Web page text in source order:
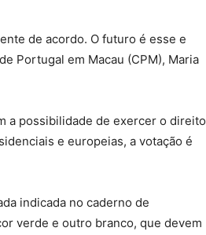
de acordo. O futuro é esse e
Portugal em Macau (CPM), Maria
a possibilidade de exercer o direito
e europeias, a votação é
indicada no caderno de
verde e outro branco, que devem